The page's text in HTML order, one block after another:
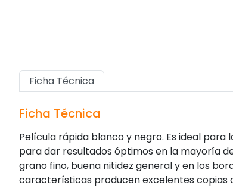
Ficha Técnica
Ficha Técnica
Película rápida blanco y negro. Es ideal
para dar resultados óptimos en la mayoría
grano fino, buena nitidez general y en los
características producen excelentes copias